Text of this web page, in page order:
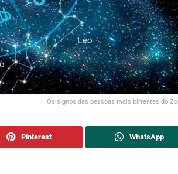
Os signos das pessoas mais birrentas do
Pinterest WhatsApp